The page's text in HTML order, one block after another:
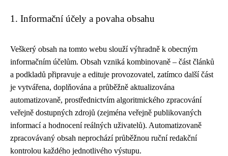
1. Informační účely a povaha obsahu
Veškerý obsah na tomto webu slouží výhradně k obecným
informačním účelům. Obsah vzniká kombinovaně – část článků
a podkladů připravuje a edituje provozovatel, zatímco další část
je vytvářena, doplňována a průběžně aktualizována
automatizovaně, prostřednictvím algoritmického zpracování
veřejně dostupných zdrojů (zejména veřejně publikovaných
informací a hodnocení reálných uživatelů). Automatizovaně
zpracovávaný obsah neprochází průběžnou ruční redakční
kontrolou každého jednotlivého výstupu.